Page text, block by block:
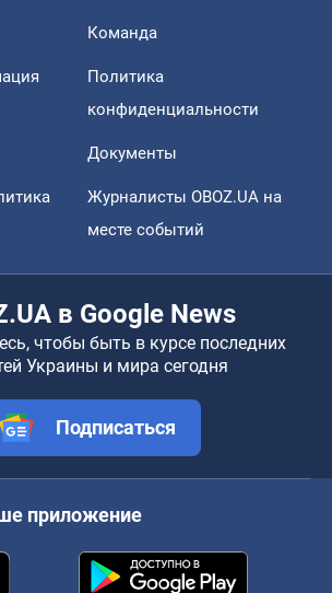
Команда
Политика
конфиденциальности
Документы
Журналисты OBOZ.UA на
месте событий
в Google News
чтобы быть в курсе последних
Украины и мира сегодня
Подписаться
приложение